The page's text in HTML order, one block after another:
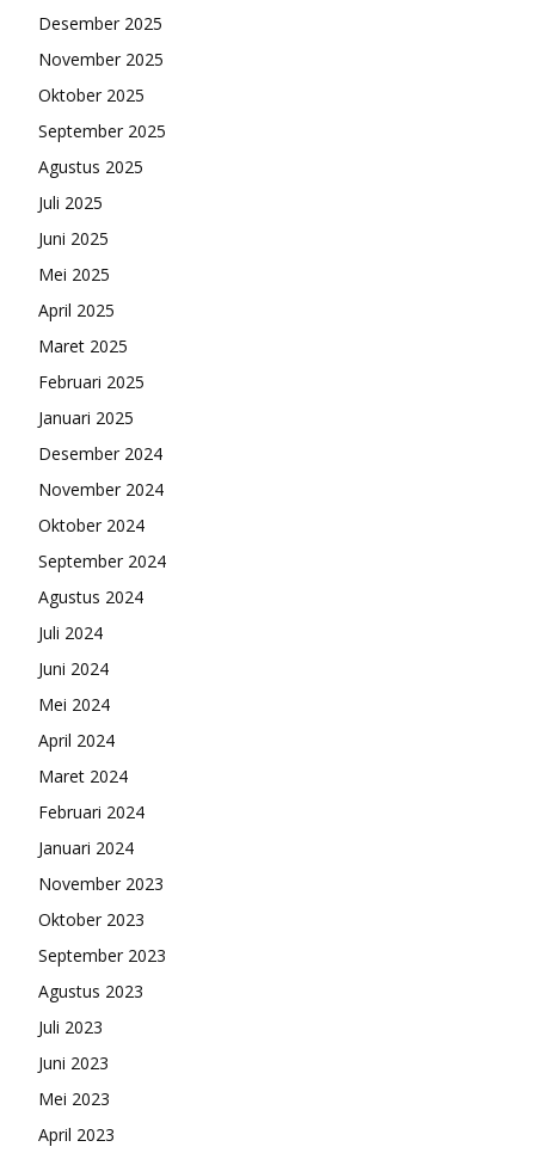
Desember 2025
November 2025
Oktober 2025
September 2025
Agustus 2025
Juli 2025
Juni 2025
Mei 2025
April 2025
Maret 2025
Februari 2025
Januari 2025
Desember 2024
November 2024
Oktober 2024
September 2024
Agustus 2024
Juli 2024
Juni 2024
Mei 2024
April 2024
Maret 2024
Februari 2024
Januari 2024
November 2023
Oktober 2023
September 2023
Agustus 2023
Juli 2023
Juni 2023
Mei 2023
April 2023